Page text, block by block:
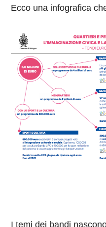
Ecco una infografica
I temi dei bandi